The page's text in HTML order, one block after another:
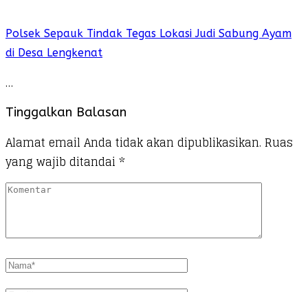
Polsek Sepauk Tindak Tegas Lokasi Judi Sabung Ayam
di Desa Lengkenat
…
Tinggalkan Balasan
Alamat email Anda tidak akan dipublikasikan. Ruas
yang wajib ditandai *